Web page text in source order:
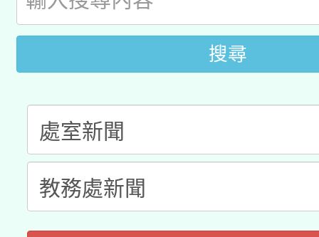
搜尋